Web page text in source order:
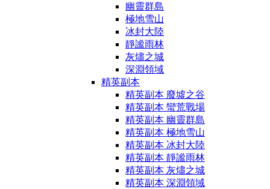
幽靈群島
極地雪山
冰封大陸
靜謐雨林
灰燼之城
深淵領域
精英副本
精英副本 廢墟之谷
精英副本 蠻荒戰場
精英副本 幽靈群島
精英副本 極地雪山
精英副本 冰封大陸
精英副本 靜謐雨林
精英副本 灰燼之城
精英副本 深淵領域